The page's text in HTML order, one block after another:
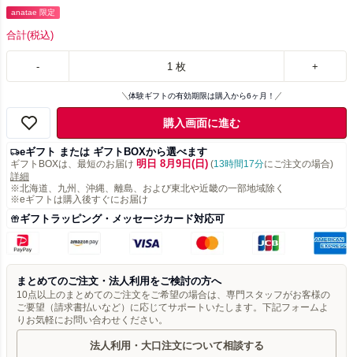
anatae 限定
合計(税込)
- 1 枚 +
体験ギフトの有効期限は購入から6ヶ月！
購入画面に進む
eギフト または ギフトBOXから選べます
ギフトBOXは、最短のお届け 明日 8月9日(日) (13時間17分にご注文の場合)
詳細
※北海道、九州、沖縄、離島、および東北や近畿の一部地域除く
※eギフトは購入後すぐにお届け
ギフトラッピング・メッセージカード対応可
まとめてのご注文・法人利用をご検討の方へ
10点以上のまとめてのご注文をご希望の場合は、専門スタッフがお客様の
ご要望（請求書払いなど）に応じてサポートいたします。下記フォームよ
りお気軽にお問い合わせください。
法人利用・大口注文について相談する